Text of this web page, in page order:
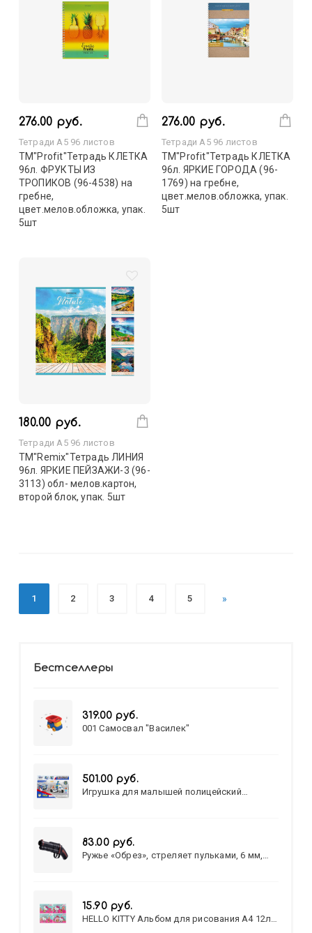
276.00 руб.
Тетради А5 96 листов
TМ"Profit"Тетрадь КЛЕТКА
96л. ФРУКТЫ ИЗ
ТРОПИКОВ (96-4538) на
гребне,
цвет.мелов.обложка, упак.
5шт
276.00 руб.
Тетради А5 96 листов
TМ"Profit"Тетрадь КЛЕТКА
96л. ЯРКИЕ ГОРОДА (96-
1769) на гребне,
цвет.мелов.обложка, упак.
5шт
180.00 руб.
Тетради А5 96 листов
TМ"Remix"Тетрадь ЛИНИЯ
96л. ЯРКИЕ ПЕЙЗАЖИ-3 (96-
3113) обл- мелов.картон,
второй блок, упак. 5шт
1 2 3 4 5 »
Бестселлеры
319.00 руб.
001 Самосвал "Василек"
501.00 руб.
Игрушка для малышей полицейский
83.00 руб.
Ружье «Обрез», стреляет пульками, 6 мм,
15.90 руб.
HELLO KITTY Альбом для рисования А4 12л.